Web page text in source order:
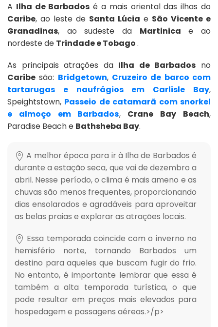
A Ilha de Barbados é a mais oriental das ilhas do
Caribe, ao leste de Santa Lúcia e São Vicente e
Granadinas, ao sudeste da Martinica e ao
nordeste de Trindade e Tobago.
As principais atrações da Ilha de Barbados no
Caribe são: Bridgetown, Cruzeiro de barco com
tartarugas e naufrágios em Carlisle Bay,
Speightstown, Passeio de catamarã com snorkel
e almoço em Barbados, Crane Bay Beach,
Paradise Beach e Bathsheba Bay.
A melhor época para ir à Ilha de Barbados é
durante a estação seca, que vai de dezembro a
abril. Nesse período, o clima é mais ameno e as
chuvas são menos frequentes, proporcionando
dias ensolarados e agradáveis para aproveitar
as belas praias e explorar as atrações locais.
Essa temporada coincide com o inverno no
hemisfério norte, tornando Barbados um
destino para aqueles que buscam fugir do frio.
No entanto, é importante lembrar que essa é
também a alta temporada turística, o que
pode resultar em preços mais elevados para
hospedagem e passagens aéreas.>/p>